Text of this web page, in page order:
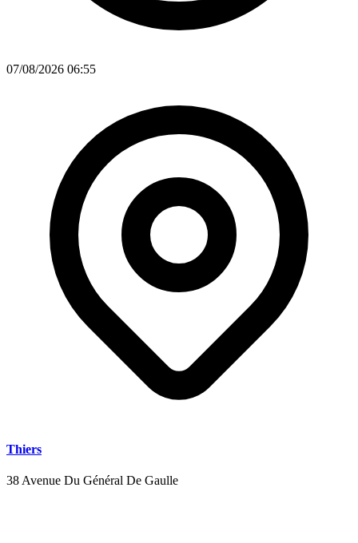
07/08/2026 06:55
Thiers
38 Avenue Du Général De Gaulle